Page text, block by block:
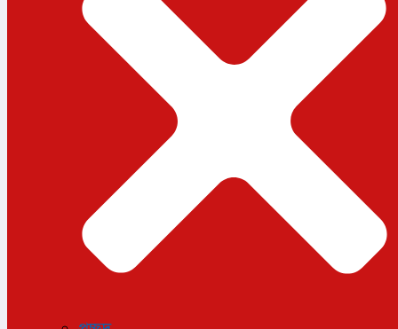
লাইফস্টাইল
সোশ্যাল মিডিয়া
বিজ্ঞান ও প্রযুক্তি
বিশেষ প্রতিবেদন
শেয়ার বাজার
বিচিত্র সংবাদ
সাক্ষাৎকার
সড়ক দুর্ঘটনা
অপরাধ